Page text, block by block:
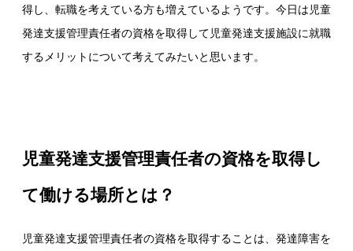
得し、転職を考えている方も増えているようです。今日は児童
発達支援管理責任者の資格を取得して児童発達支援施設に就職
するメリットについて考えてみたいと思います。
児童発達支援管理責任者の資格を取得し
て働ける場所とは？
児童発達支援管理責任者の資格を取得することは、発達障害を